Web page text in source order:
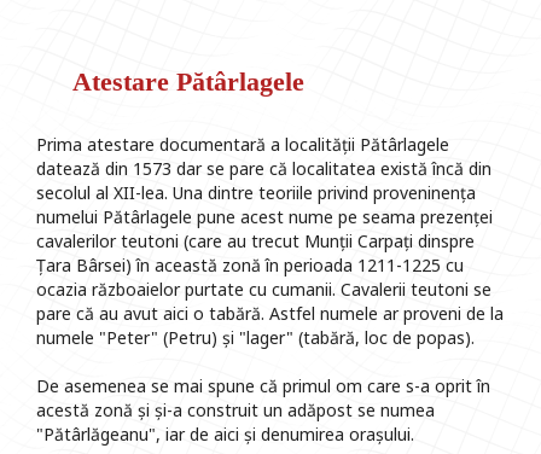
Atestare Pătârlagele
Prima atestare documentară a localității Pătârlagele
datează din 1573 dar se pare că localitatea există încă din
secolul al XII-lea. Una dintre teoriile privind proveninența
numelui Pătârlagele pune acest nume pe seama prezenței
cavalerilor teutoni (care au trecut Munții Carpați dinspre
Țara Bârsei) în această zonă în perioada 1211-1225 cu
ocazia războaielor purtate cu cumanii. Cavalerii teutoni se
pare că au avut aici o tabără. Astfel numele ar proveni de la
numele "Peter" (Petru) și "lager" (tabără, loc de popas).
De asemenea se mai spune că primul om care s-a oprit în
acestă zonă și și-a construit un adăpost se numea
"Pătârlăgeanu", iar de aici și denumirea orașului.